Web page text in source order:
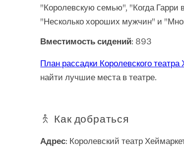
"Королевскую семью", "Когда Гарри
"Несколько хороших мужчин" и
Вместимость сидений: 893
План рассадки Королевского театра
найти лучшие места в театре.
Как добраться
Адрес: Королевский театр